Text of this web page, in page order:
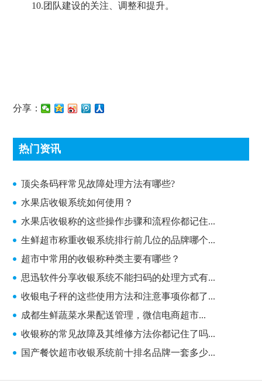
10.团队建设的关注、调整和提升。
分享：
热门资讯
顶尖条码秤常见故障处理方法有哪些?
顶尖条码秤常见故障处理方法有哪些?
水果店收银系统如何使用？
水果店收银称的这些操作步骤和流程你都记住...
生鲜超市称重收银系统排行前几位的品牌哪个...
超市中常用的收银称种类主要有哪些？
思迅软件分享收银系统不能扫码的处理方式有...
收银电子秤的这些使用方法和注意事项你都了...
成都生鲜蔬菜水果配送管理，微信电商超市...
收银称的常见故障及其维修方法你都记住了吗...
国产餐饮超市收银系统前十排名品牌一套多少...